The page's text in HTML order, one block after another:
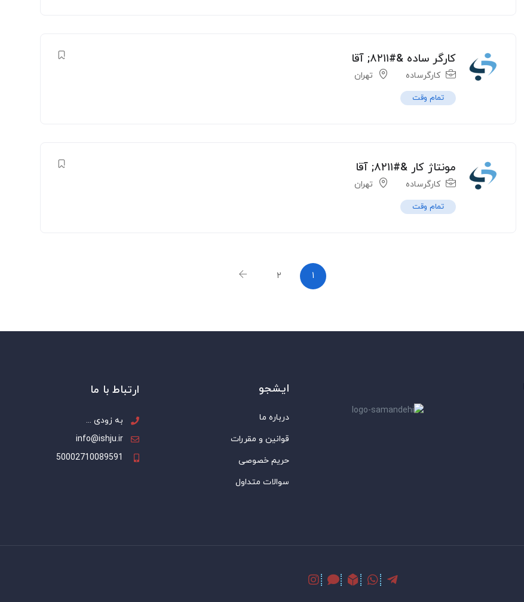
کارگر ساده &#۸۲۱۱; آقا
کارگرساده تهران
تمام وقت
مونتاژ کار &#۸۲۱۱; آقا
کارگرساده تهران
تمام وقت
۱ ۲
ایشجو
درباره ما
قوانین و مقررات
حریم خصوصی
سوالات متداول
ارتباط با ما
به زودی ...
info@ishju.ir
50002710089591